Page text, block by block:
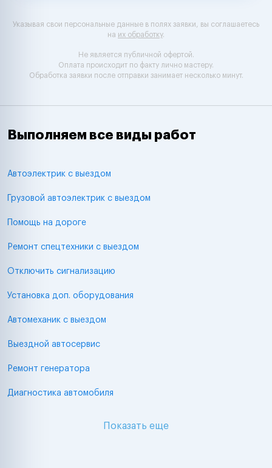
Указывая свои персональные данные в полях заявки, вы соглашаетесь
на их обработку.
Не является публичной офертой.
Оплата происходит по факту лично мастеру.
Обработка заявки после отправки занимает несколько минут.
Выполняем все виды работ
Автоэлектрик с выездом
Грузовой автоэлектрик с выездом
Помощь на дороге
Ремонт спецтехники с выездом
Отключить сигнализацию
Установка доп. оборудования
Автомеханик с выездом
Выездной автосервис
Ремонт генератора
Диагностика автомобиля
Показать еще